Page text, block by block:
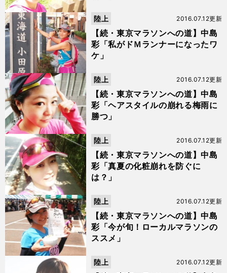
【続・東京マラソンへの道】中島
彩「私がドＭランナーになったワ
ケ」
2016.07.12更新
陸上
【続・東京マラソンへの道】中島
彩「ヘアスタイルの崩れる梅雨に
勝つ」
2016.07.12更新
陸上
【続・東京マラソンへの道】中島
彩「真夏の化粧崩れを防ぐに
は？」
2016.07.12更新
陸上
【続・東京マラソンへの道】中島
彩「今が旬！ローカルマラソンの
ススメ」
2016.07.12更新
陸上
2016.07.12更新
陸上